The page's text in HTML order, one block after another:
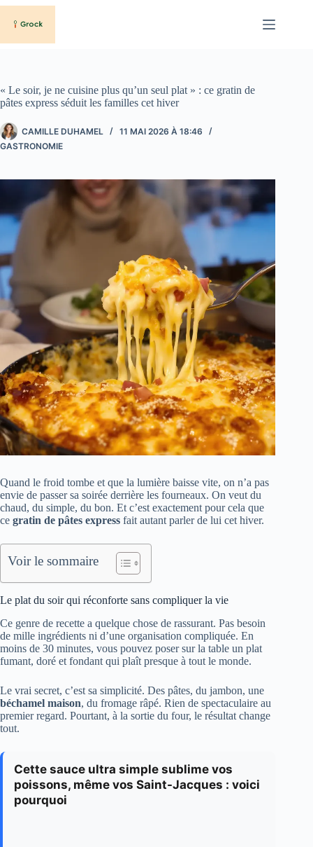
Passer
contenu
« Le soir, je ne cuisine plus qu’un seul plat » : ce gratin de
pâtes express séduit les familles cet hiver
CAMILLE DUHAMEL
11 MAI 2026 À 18:46
GASTRONOMIE
Quand le froid tombe et que la lumière baisse vite, on n’a pas
envie de passer sa soirée derrière les fourneaux. On veut du
chaud, du simple, du bon. Et c’est exactement pour cela que
ce gratin de pâtes express fait autant parler de lui cet hiver.
Voir le sommaire
Le plat du soir qui réconforte sans compliquer la vie
Ce genre de recette a quelque chose de rassurant. Pas besoin
de mille ingrédients ni d’une organisation compliquée. En
moins de 30 minutes, vous pouvez poser sur la table un plat
fumant, doré et fondant qui plaît presque à tout le monde.
Le vrai secret, c’est sa simplicité. Des pâtes, du jambon, une
béchamel maison, du fromage râpé. Rien de spectaculaire au
premier regard. Pourtant, à la sortie du four, le résultat change
tout.
Cette sauce ultra simple sublime vos
poissons, même vos Saint-Jacques : voici
pourquoi